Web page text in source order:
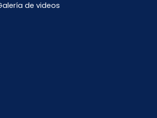
de videos